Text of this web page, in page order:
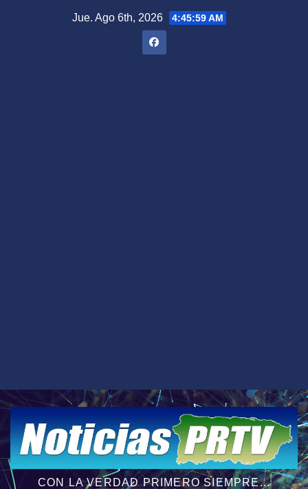
Jue. Ago 6th, 2026 4:46:00 AM
CON LA VERDAD PRIMERO SIEMPRE...